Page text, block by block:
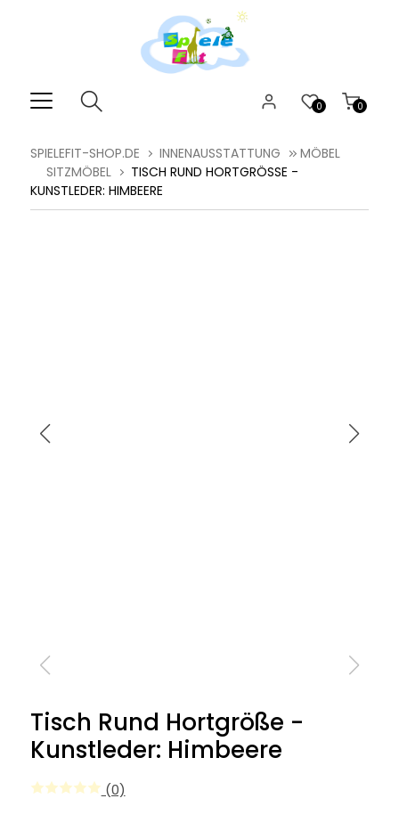
0
0
SPIELEFIT-SHOP.DE INNENAUSSTATTUNG
MÖBEL
SITZMÖBEL
TISCH RUND HORTGRÖSSE - K
UNSTLEDER: HIMBEERE
Tisch Rund Hortgröße -
Kunstleder: Himbeere
(0)